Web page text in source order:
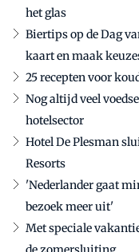
het glas
Biertips op de Dag
kaart en maak
25 recepten voor
Nog altijd veel
hotelsector
Hotel De Plesman
Resorts
'Nederlander gaat
bezoek meer uit'
Met speciale